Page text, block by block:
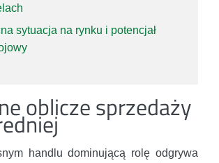
sytuacja na rynku i potencjał
oblicze sprzedaży
handlu dominującą rolę odgrywa